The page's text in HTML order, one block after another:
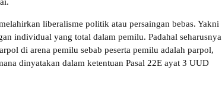
liberalisme politik atau persaingan bebas. Yakni
individual yang total dalam pemilu. Padahal seharusnya
di arena pemilu sebab peserta pemilu adalah parpol,
dinyatakan dalam ketentuan Pasal 22E ayat 3 UUD